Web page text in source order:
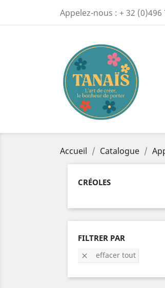
Appelez-nous : + 32 (0)496
Accueil Catalogue
CRÉOLES
FILTRER PAR
 effacer tout